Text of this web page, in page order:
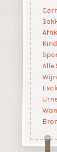
Alle